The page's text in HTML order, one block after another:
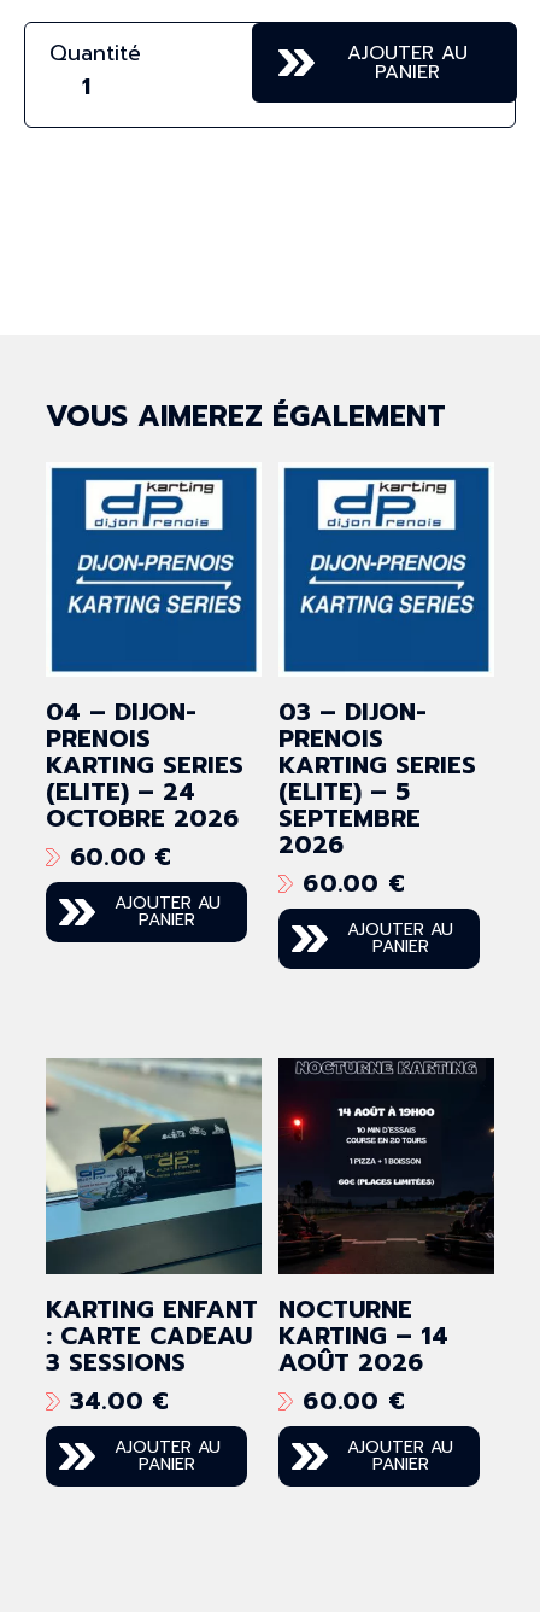
quantité
de
16
SEPTEMBRE
2026
AJOUTER AU
PANIER
VOUS AIMEREZ ÉGALEMENT
04 – DIJON-
PRENOIS
KARTING SERIES
(ELITE) – 24
OCTOBRE 2026
60.00 €
AJOUTER AU
PANIER
03 – DIJON-
PRENOIS
KARTING SERIES
(ELITE) – 5
SEPTEMBRE
2026
60.00 €
AJOUTER AU
PANIER
KARTING ENFANT
: CARTE CADEAU
3 SESSIONS
34.00 €
AJOUTER AU
PANIER
NOCTURNE
KARTING – 14
AOÛT 2026
60.00 €
AJOUTER AU
PANIER